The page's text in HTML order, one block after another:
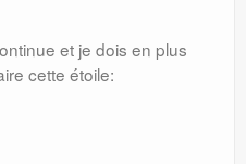
et je dois en plus
cette étoile: